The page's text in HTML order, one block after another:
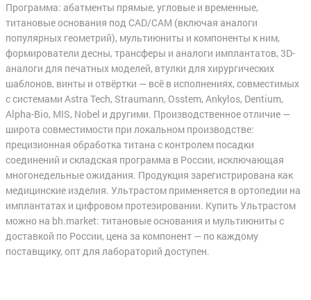
Программа: абатменты прямые, угловые и временные,
титановые основания под CAD/CAM (включая аналоги
популярных геометрий), мультиюниты и компоненты к ним,
формирователи десны, трансферы и аналоги имплантатов, 3D-
аналоги для печатных моделей, втулки для хирургических
шаблонов, винты и отвёртки — всё в исполнениях, совместимых
с системами Astra Tech, Straumann, Osstem, Ankylos, Dentium,
Alpha-Bio, MIS, Nobel и другими. Производственное отличие —
широта совместимости при локальном производстве:
прецизионная обработка титана с контролем посадки
соединений и складская программа в России, исключающая
многонедельные ожидания. Продукция зарегистрирована как
медицинские изделия. Ультрастом применяется в ортопедии на
имплантатах и цифровом протезировании. Купить Ультрастом
можно на bh.market: титановые основания и мультиюниты с
доставкой по России, цена за компонент — по каждому
поставщику, опт для лабораторий доступен.